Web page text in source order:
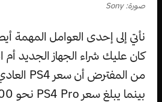
صورة: Sony
نأتي إلى إحدى العوامل المهمة
كان عليك شراء الجهاز الجديد أم